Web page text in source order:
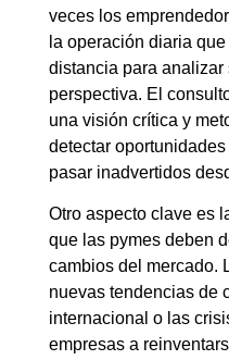
veces los
la operación diaria
distancia para analizar
perspectiva. El
una visión crítica y
detectar
pasar inadvertidos
Otro aspecto clave es
que las pymes deben
cambios del mercado.
nuevas tendencias de
internacional o las
empresas a